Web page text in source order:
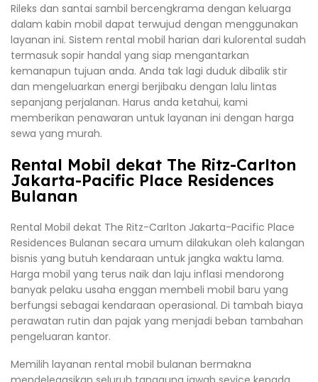
Rileks dan santai sambil bercengkrama dengan keluarga
dalam kabin mobil dapat terwujud dengan menggunakan
layanan ini. Sistem rental mobil harian dari kulorental sudah
termasuk sopir handal yang siap mengantarkan
kemanapun tujuan anda. Anda tak lagi duduk dibalik stir
dan mengeluarkan energi berjibaku dengan lalu lintas
sepanjang perjalanan. Harus anda ketahui, kami
memberikan penawaran untuk layanan ini dengan harga
sewa yang murah.
Rental Mobil dekat The Ritz-Carlton
Jakarta-Pacific Place Residences
Bulanan
Rental Mobil dekat The Ritz-Carlton Jakarta-Pacific Place
Residences Bulanan secara umum dilakukan oleh kalangan
bisnis yang butuh kendaraan untuk jangka waktu lama.
Harga mobil yang terus naik dan laju inflasi mendorong
banyak pelaku usaha enggan membeli mobil baru yang
berfungsi sebagai kendaraan operasional. Di tambah biaya
perawatan rutin dan pajak yang menjadi beban tambahan
pengeluaran kantor.
Memilih layanan rental mobil bulanan bermakna